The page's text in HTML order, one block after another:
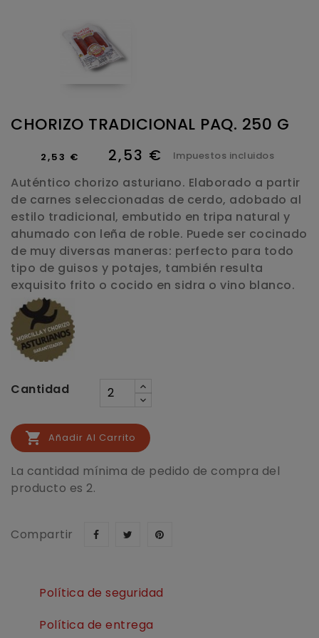
CHORIZO TRADICIONAL PAQ. 250 G
2,53 € 2,53 € Impuestos incluidos
Auténtico chorizo asturiano. Elaborado a partir
de carnes seleccionadas de cerdo, adobado al
estilo tradicional, embutido en tripa natural y
ahumado con leña de roble. Puede ser cocinado
de muy diversas maneras: perfecto para todo
tipo de guisos y potajes, también resulta
exquisito frito o cocido en sidra o vino blanco.
Cantidad
 Añadir Al Carrito
La cantidad mínima de pedido de compra del
producto es 2.
Compartir
Política de seguridad
Política de entrega